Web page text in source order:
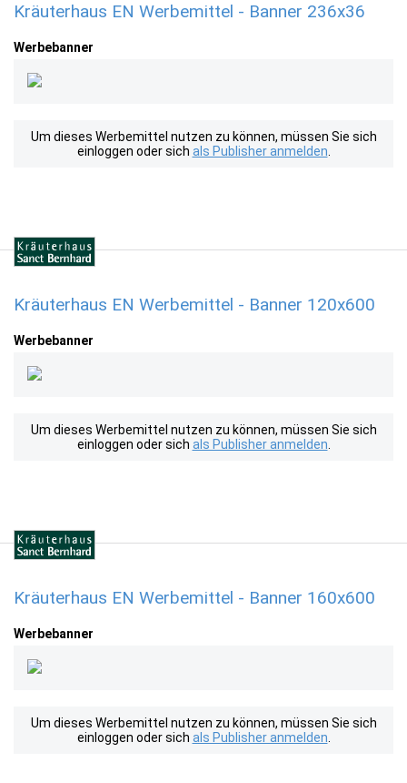
Kräuterhaus EN Werbemittel - Banner 236x36
Werbebanner
Um dieses Werbemittel nutzen zu können, müssen Sie sich
einloggen oder sich als Publisher anmelden
Kräuterhaus EN Werbemittel - Banner 120x600
Werbebanner
Um dieses Werbemittel nutzen zu können, müssen Sie sich
einloggen oder sich als Publisher anmelden
Kräuterhaus EN Werbemittel - Banner 160x600
Werbebanner
Um dieses Werbemittel nutzen zu können, müssen Sie sich
einloggen oder sich als Publisher anmelden